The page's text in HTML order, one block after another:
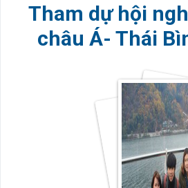
Tham dự hội
châu Á- Thái